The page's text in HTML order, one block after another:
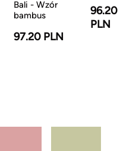
Bali - Wzór
bambus
97.20 PLN
96.20
PLN